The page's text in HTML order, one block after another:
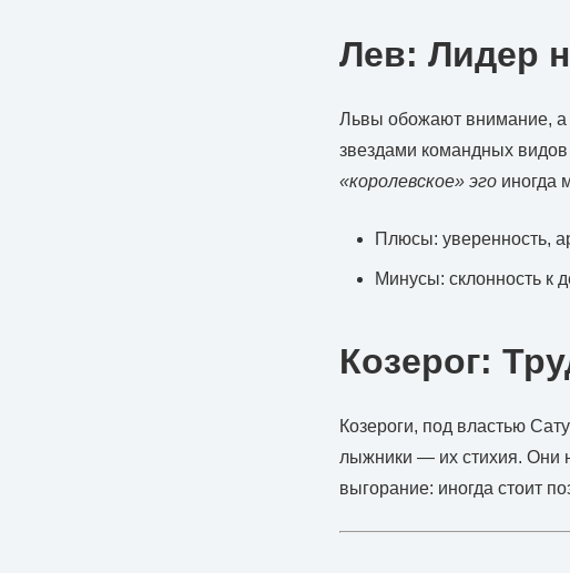
Лев: Лидер
Львы обожают внимание, а
звездами командных
«королевское» эго иногда
Плюсы: уверенность,
Минусы: склонность к
Козерог:
Козероги, под властью
лыжники — их стихия. Они
выгорание: иногда стоит